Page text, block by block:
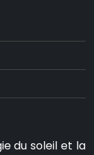
du soleil et la